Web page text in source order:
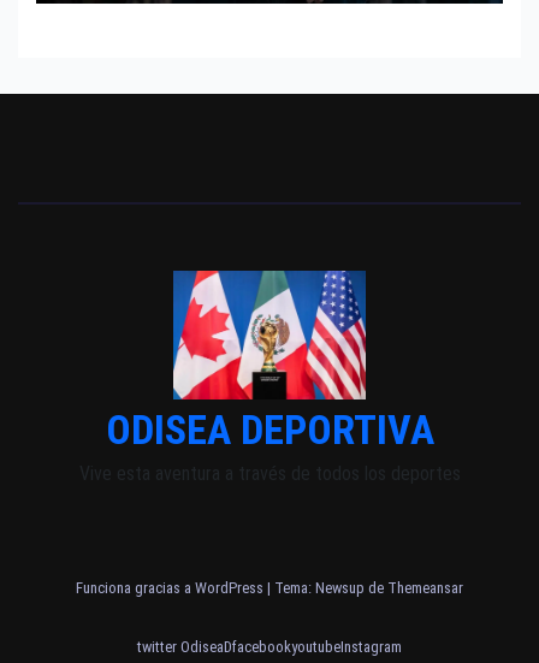
ODISEA DEPORTIVA
Vive esta aventura a través de todos los deportes
Funciona gracias a WordPress | Tema: Newsup de Themeansar
twitter OdiseaDfacebookyoutubeInstagram